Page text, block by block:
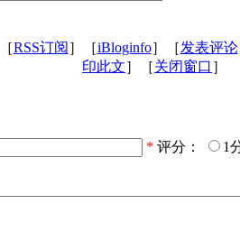
RSS订阅 ］［iBloginfo］［发表评论
印此文］［关闭窗口 ］
* 评分：
1